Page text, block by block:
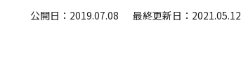
公開日：2019.07.08 最終更新日：2021.05.12